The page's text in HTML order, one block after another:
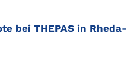
bei THEPAS in Rheda-